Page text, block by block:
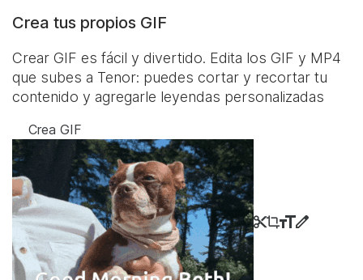
Crea tus propios GIF
Crear GIF es fácil y divertido. Edita los GIF y MP4
que subes a Tenor: puedes cortar y recortar tu
contenido y agregarle leyendas personalizadas
Crea GIF